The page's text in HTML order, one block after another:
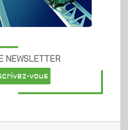
NEWSLETTER
vous